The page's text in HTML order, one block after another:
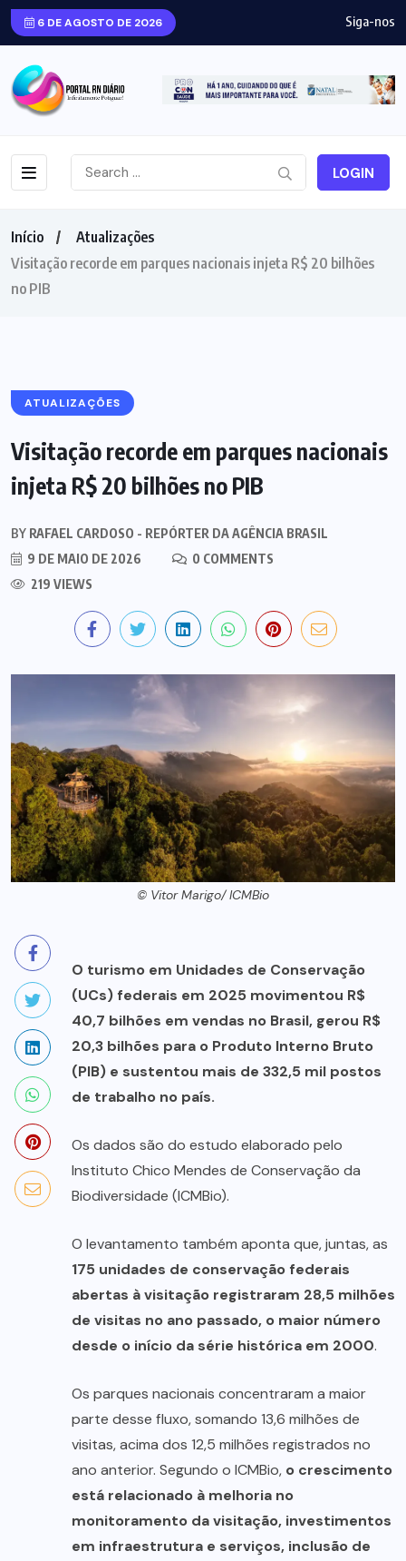
6 DE AGOSTO DE 2026 Siga-nos
LOGIN
Início
Atualizações
Visitação recorde em parques nacionais injeta R$ 20 bilhões
no PIB
ATUALIZAÇÕES
Visitação recorde em parques nacionais
injeta R$ 20 bilhões no PIB
BY RAFAEL CARDOSO - REPÓRTER DA AGÊNCIA BRASIL
9 DE MAIO DE 2026
0 COMMENTS
219 VIEWS
© Vitor Marigo/ ICMBio
O turismo em Unidades de Conservação
(UCs) federais em 2025 movimentou R$
40,7 bilhões em vendas no Brasil, gerou R$
20,3 bilhões para o Produto Interno Bruto
(PIB) e sustentou mais de 332,5 mil postos
de trabalho no país.
Os dados são do estudo elaborado pelo
Instituto Chico Mendes de Conservação da
Biodiversidade (ICMBio).
O levantamento também aponta que, juntas, as
175 unidades de conservação federais
abertas à visitação registraram 28,5 milhões
de visitas no ano passado, o maior número
desde o início da série histórica em 2000.
Os parques nacionais concentraram a maior
parte desse fluxo, somando 13,6 milhões de
visitas, acima dos 12,5 milhões registrados no
ano anterior. Segundo o ICMBio, o crescimento
está relacionado à melhoria no
monitoramento da visitação, investimentos
em infraestrutura e serviços, inclusão de